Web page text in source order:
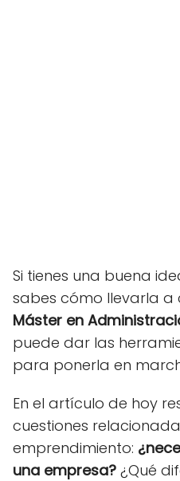
Si tienes una buena
sabes cómo llevarla a
Máster en
puede dar las
para ponerla en
En el artículo de hoy
cuestiones
emprendimiento:
una empresa? ¿Qué